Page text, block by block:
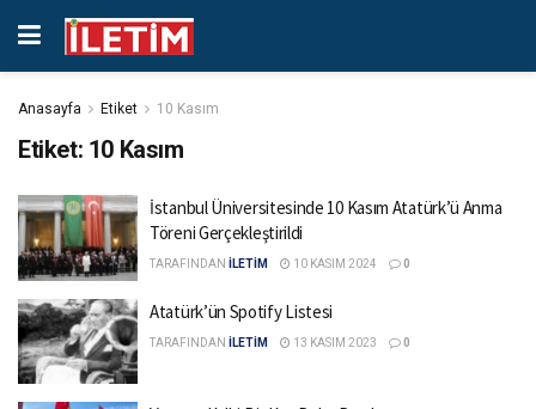
Anasayfa Etiket 10 Kasım
Etiket: 10 Kasım
İstanbul Üniversitesinde 10 Kasım Atatürk’ü Anma
Töreni Gerçekleştirildi
TARAFINDAN İLETİM 10 KASIM 2024 0
Atatürk’ün Spotify Listesi
TARAFINDAN İLETİM 13 KASIM 2023 0